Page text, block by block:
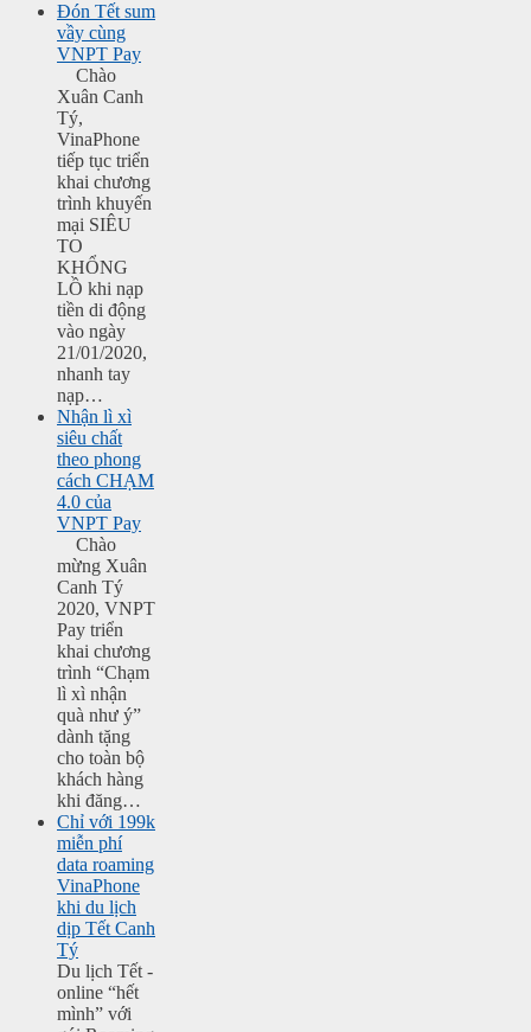
Đón Tết sum
vầy cùng
VNPT Pay
Chào
Xuân Canh
Tý,
VinaPhone
tiếp tục triển
khai chương
trình khuyến
mại SIÊU
TO
KHỔNG
LỒ khi nạp
tiền di động
vào ngày
21/01/2020,
nhanh tay
nạp…
Nhận lì xì
siêu chất
theo phong
cách CHẠM
4.0 của
VNPT Pay
Chào
mừng Xuân
Canh Tý
2020, VNPT
Pay triển
khai chương
trình “Chạm
lì xì nhận
quà như ý”
dành tặng
cho toàn bộ
khách hàng
khi đăng…
Chỉ với 199k
miễn phí
data roaming
VinaPhone
khi du lịch
dịp Tết Canh
Tý
Du lịch Tết -
online “hết
mình” với